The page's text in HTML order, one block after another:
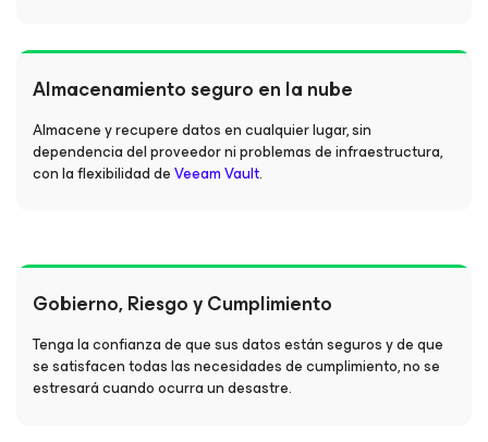
Almacenamiento seguro en la nube
Almacene y recupere datos en cualquier lugar, sin
dependencia del proveedor ni problemas de infraestructura,
con la flexibilidad deVeeam Vault.
Gobierno, Riesgo y Cumplimiento
Tenga la confianza de que sus datos están seguros y de que
se satisfacen todas las necesidades de cumplimiento, no se
estresará cuando ocurra un desastre.